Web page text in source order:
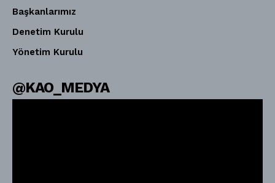
Başkanlarımız
Denetim Kurulu
Yönetim Kurulu
@KAO_MEDYA